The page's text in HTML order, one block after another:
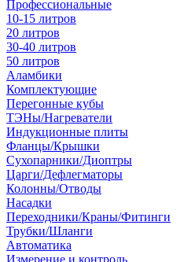
Профессиональные
10-15 литров
20 литров
30-40 литров
50 литров
Аламбики
Комплектующие
Перегонные кубы
ТЭНы/Нагреватели
Индукционные плиты
Фланцы/Крышки
Сухопарники/Диоптры
Царги/Дефлегматоры
Колонны/Отводы
Насадки
Переходники/Краны/Фитинги
Трубки/Шланги
Автоматика
Измерение и контроль